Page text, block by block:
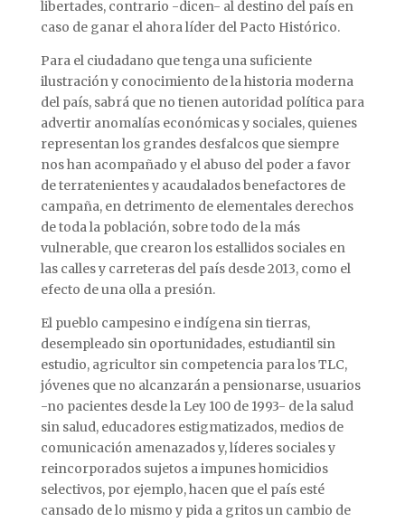
libertades, contrario -dicen- al destino del país en
caso de ganar el ahora líder del Pacto Histórico.
Para el ciudadano que tenga una suficiente
ilustración y conocimiento de la historia moderna
del país, sabrá que no tienen autoridad política para
advertir anomalías económicas y sociales, quienes
representan los grandes desfalcos que siempre
nos han acompañado y el abuso del poder a favor
de terratenientes y acaudalados benefactores de
campaña, en detrimento de elementales derechos
de toda la población, sobre todo de la más
vulnerable, que crearon los estallidos sociales en
las calles y carreteras del país desde 2013, como el
efecto de una olla a presión.
El pueblo campesino e indígena sin tierras,
desempleado sin oportunidades, estudiantil sin
estudio, agricultor sin competencia para los TLC,
jóvenes que no alcanzarán a pensionarse, usuarios
-no pacientes desde la Ley 100 de 1993- de la salud
sin salud, educadores estigmatizados, medios de
comunicación amenazados y, líderes sociales y
reincorporados sujetos a impunes homicidios
selectivos, por ejemplo, hacen que el país esté
cansado de lo mismo y pida a gritos un cambio de